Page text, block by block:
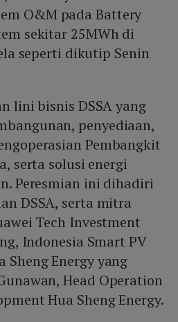
O&M pada Battery
sekitar 25MWh di
seperti dikutip Senin
lini bisnis DSSA yang
penyediaan,
Pembangkit
serta solusi energi
Peresmian ini dihadiri
DSSA, serta mitra
Tech Investment
Indonesia Smart PV
Sheng Energy yang
Head Operation
Hua Sheng Energy.